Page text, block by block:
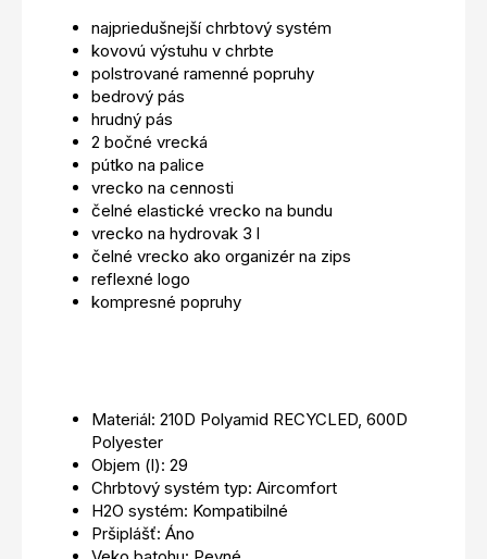
najpriedušnejší chrbtový systém
kovovú výstuhu v chrbte
polstrované ramenné popruhy
bedrový pás
hrudný pás
2 bočné vrecká
pútko na palice
vrecko na cennosti
čelné elastické vrecko na bundu
vrecko na hydrovak 3 l
čelné vrecko ako organizér na zips
reflexné logo
kompresné popruhy
Materiál: 210D Polyamid RECYCLED, 600D
Polyester
Objem (l): 29
Chrbtový systém typ: Aircomfort
H2O systém: Kompatibilné
Pršiplášť: Áno